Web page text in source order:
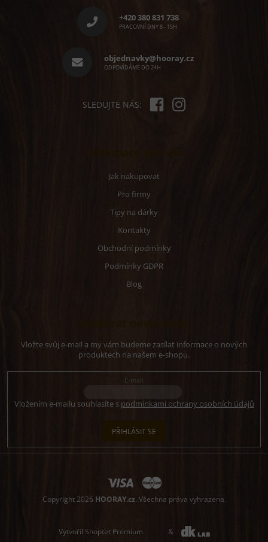
+420 380 831 738
PRACOVNÍ DNY 8 - 15H
objednavky@hooray.cz
ODPOVÍDÁME DO 24H
SLEDUJTE NÁS:
Jak nakupovat
Pro firmy
Tipy na dárky
Kontakty
Obchodní podmínky
Podmínky GDPR
Blog
Vložte svůj e-mail a my vám budeme zasílat informace o nových
produktech na našem e-shopu.
E-mail
Vložením e-mailu souhlasíte s podmínkami ochrany osobních údajů
PŘIHLÁSIT SE
Vytvořil Shoptet Premium &
Copyright 2026 HOORAY.cz. Všechna práva vyhrazena.